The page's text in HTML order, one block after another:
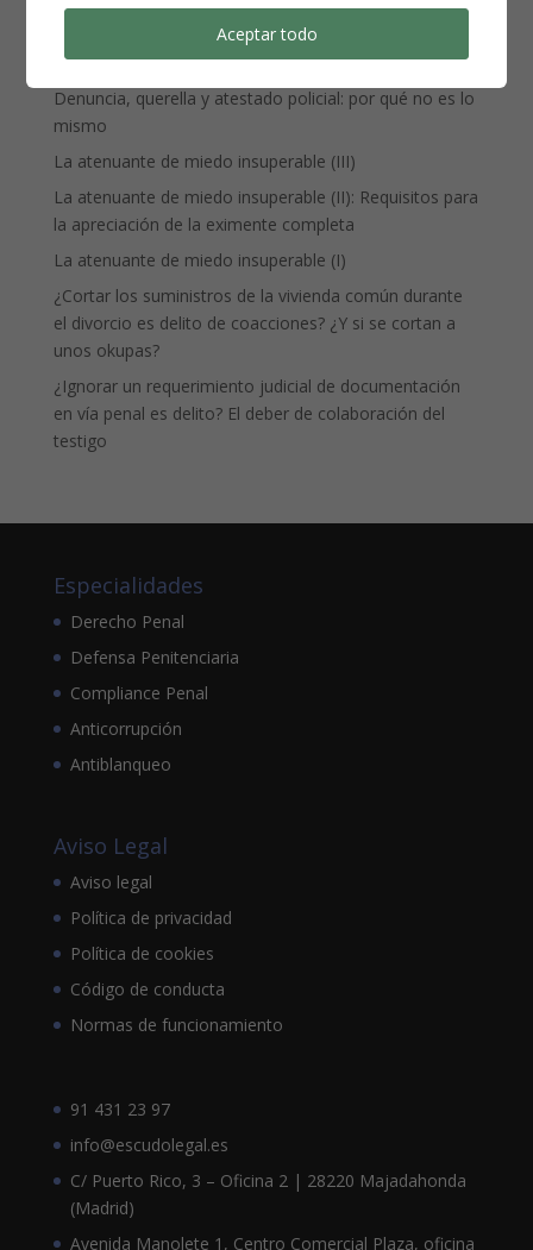
ENTRADAS RECIENTES
Denuncia, querella y atestado policial: por qué no es lo
mismo
La atenuante de miedo insuperable (III)
La atenuante de miedo insuperable (II): Requisitos para
la apreciación de la eximente completa
La atenuante de miedo insuperable (I)
¿Cortar los suministros de la vivienda común durante
el divorcio es delito de coacciones? ¿Y si se cortan a
unos okupas?
¿Ignorar un requerimiento judicial de documentación
en vía penal es delito? El deber de colaboración del
testigo
Especialidades
Derecho Penal
Defensa Penitenciaria
Compliance Penal
Anticorrupción
Antiblanqueo
Aviso Legal
Aviso legal
Política de privacidad
Política de cookies
Código de conducta
Normas de funcionamiento
91 431 23 97
info@escudolegal.es
C/ Puerto Rico, 3 – Oficina 2 | 28220 Majadahonda
(Madrid)
Avenida Manolete 1, Centro Comercial Plaza, oficina
Aceptar todo